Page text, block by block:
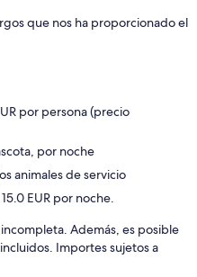
que nos ha proporcionado el
por persona (precio
por noche
animales de servicio
EUR por noche.
Además, es posible
Importes sujetos a